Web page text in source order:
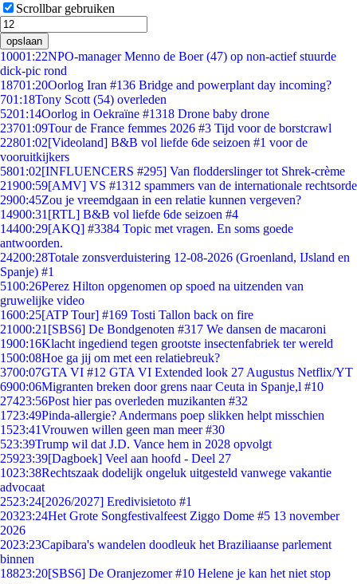
Scrollbar gebruiken
opslaan
10001:22NPO-manager Menno de Boer (47) op non-actief stuurde
dick-pic rond
18701:20Oorlog Iran #136 Bridge and powerplant day incoming?
701:18Tony Scott (54) overleden
5201:14Oorlog in Oekraïne #1318 Drone baby drone
23701:09Tour de France femmes 2026 #3 Tijd voor de borstcrawl
22801:02[Videoland] B&B vol liefde 6de seizoen #1 voor de
vooruitkijkers
5801:02[INFLUENCERS #295] Van flodderslinger tot Shrek-crème
21900:59[AMV] VS #1312 spammers van de internationale rechtsorde
2900:45Zou je vreemdgaan in een relatie kunnen vergeven?
14900:31 [RTL] B&B vol liefde 6de seizoen #4
14400:29[AKQ] #3384 Topic met vragen. En soms goede
antwoorden.
24200:28Totale zonsverduistering 12-08-2026 (Groenland, IJsland en
Spanje) #1
5100:26Perez Hilton opgenomen op spoed na uitzenden van
gruwelijke video
1600:25[ATP Tour] #169 Tosti Tallon back on fire
21000:21 [SBS6] De Bondgenoten #317 We dansen de macaroni
1900:16Klacht ingediend tegen grootste insectenfabriek ter wereld
1500:08Hoe ga jij om met een relatiebreuk?
3700:07GTA VI #12 GTA VI Extended look 27 Augustus Netflix/YT
6900:06Migranten breken door grens naar Ceuta in Spanje,l #10
27423:56Post hier pas overleden muzikanten #32
1723:49Pinda-allergie? Andermans poep slikken helpt misschien
1523:41Vrouwen willen geen man meer #30
523:39Trump wil dat J.D. Vance hem in 2028 opvolgt
25923:39[Dagboek] Veel aan hoofd - Deel 27
1023:38Rechtszaak dodelijk ongeluk uitgesteld vanwege vakantie
advocaat
2523:24[2026/2027] Eredivisietoto #1
20323:24Het Grote Songfestivalfeest Ziggo Dome #5 13 november
2026
2023:23Capibara's wandelen doodleuk het Braziliaanse parlement
binnen
18823:20[SBS6] De Oranjezomer #10 Helene je kan het niet stop